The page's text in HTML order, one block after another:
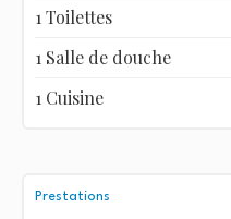
1 Toilettes
1 Salle de douche
1 Cuisine
Prestations